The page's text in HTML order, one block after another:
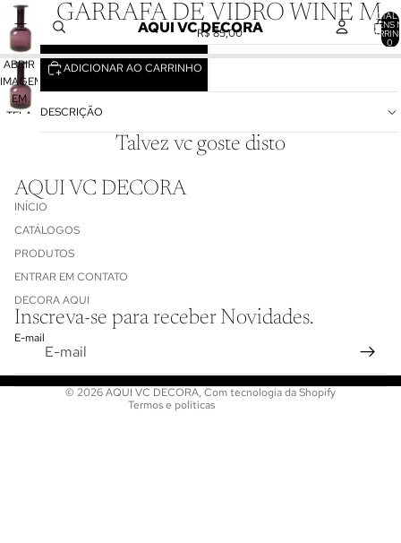
AQUI VC DECORA
TOTAL
ITENS
0
ABRIR
IMAGEM
EM
TELA
GARRAFA DE VIDRO WINE M
R$ 85,00
ADICIONAR AO CARRINHO
DESCRIÇÃO
Talvez vc goste disto
AQUI VC DECORA
INÍCIO
CATÁLOGOS
PRODUTOS
ENTRAR EM CONTATO
DECORA AQUI
Inscreva-se para receber Novidades.
E-mail
© 2026AQUI VC DECORA, Com tecnologia da Shopify
Termos e políticas
Política de reembolso
Política de privacidade
Termos de serviço
Informações de contato